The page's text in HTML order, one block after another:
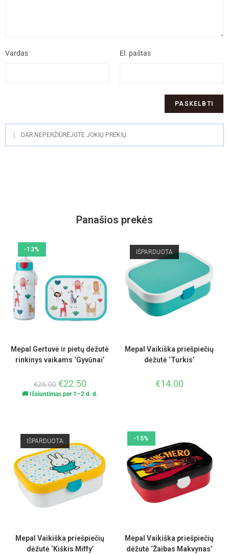
Vardas El. paštas
DAR NEPERŽIŪRĖJOTE JOKIŲ PREKIŲ.
Panašios prekės
-13%
Mepal Gertuvė ir pietų dėžutė
rinkinys vaikams ‘Gyvūnai’
€26.00 €22.50
🚚 Išsiuntimas per 1–2 d. d.
IŠPARDUOTA
Mepal Vaikiška priešpiečių
dėžutė ‘Turkis’
€14.00
IŠPARDUOTA
Mepal Vaikiška priešpiečių
dėžutė ‘Kiškis Miffy’
-15%
Mepal Vaikiška priešpiečių
dėžutė ‘Žaibas Makvynas’